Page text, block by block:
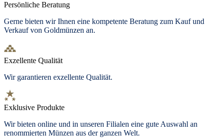
Persönliche Beratung
Gerne bieten wir Ihnen eine kompetente Beratung zum Kauf und
Verkauf von Goldmünzen an.
Exzellente Qualität
Wir garantieren exzellente Qualität.
Exklusive Produkte
Wir bieten online und in unseren Filialen eine gute Auswahl an
renommierten Münzen aus der ganzen Welt.